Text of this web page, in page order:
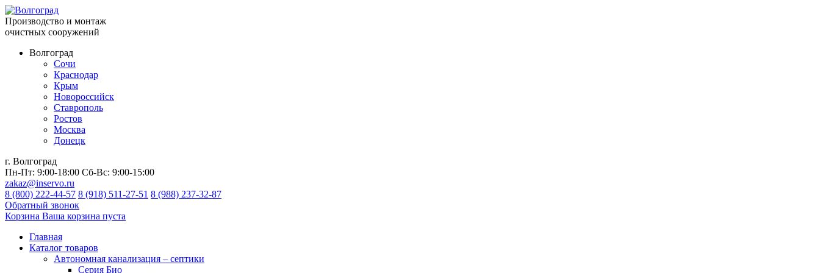
Производство и монтаж
очистных сооружений
Волгоград
Сочи
Краснодар
Крым
Новороссийск
Ставрополь
Ростов
Москва
Донецк
г. Волгоград
Пн-Пт: 9:00-18:00 Сб-Вс: 9:00-15:00
zakaz@inservo.ru
8 (800) 222-44-57 8 (918) 511-27-51 8 (988) 237-32-87
Обратный звонок
Корзина Ваша корзина пуста
Главная
Каталог товаров
Автономная канализация – септики
Серия Био